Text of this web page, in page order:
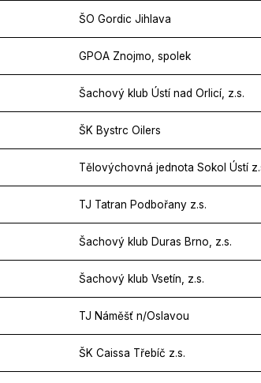
ŠO Gordic Jihlava
GPOA Znojmo, spolek
Šachový klub Ústí nad Orlicí, z.s.
ŠK Bystrc Oilers
Tělovýchovná jednota Sokol Ústí
TJ Tatran Podbořany z.s.
Šachový klub Duras Brno, z.s.
Šachový klub Vsetín, z.s.
TJ Náměšť n/Oslavou
ŠK Caissa Třebíč z.s.